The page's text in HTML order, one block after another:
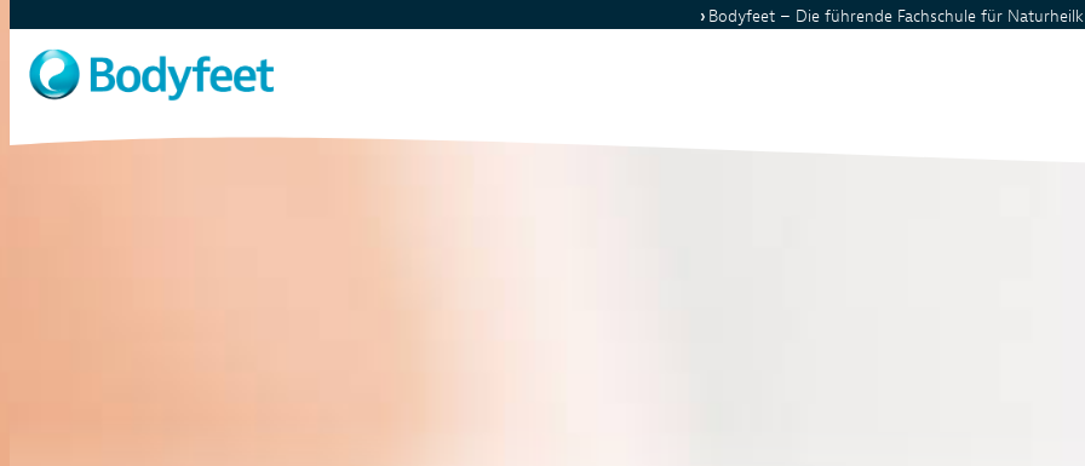
Bodyfeet – Die führende Fachschule für